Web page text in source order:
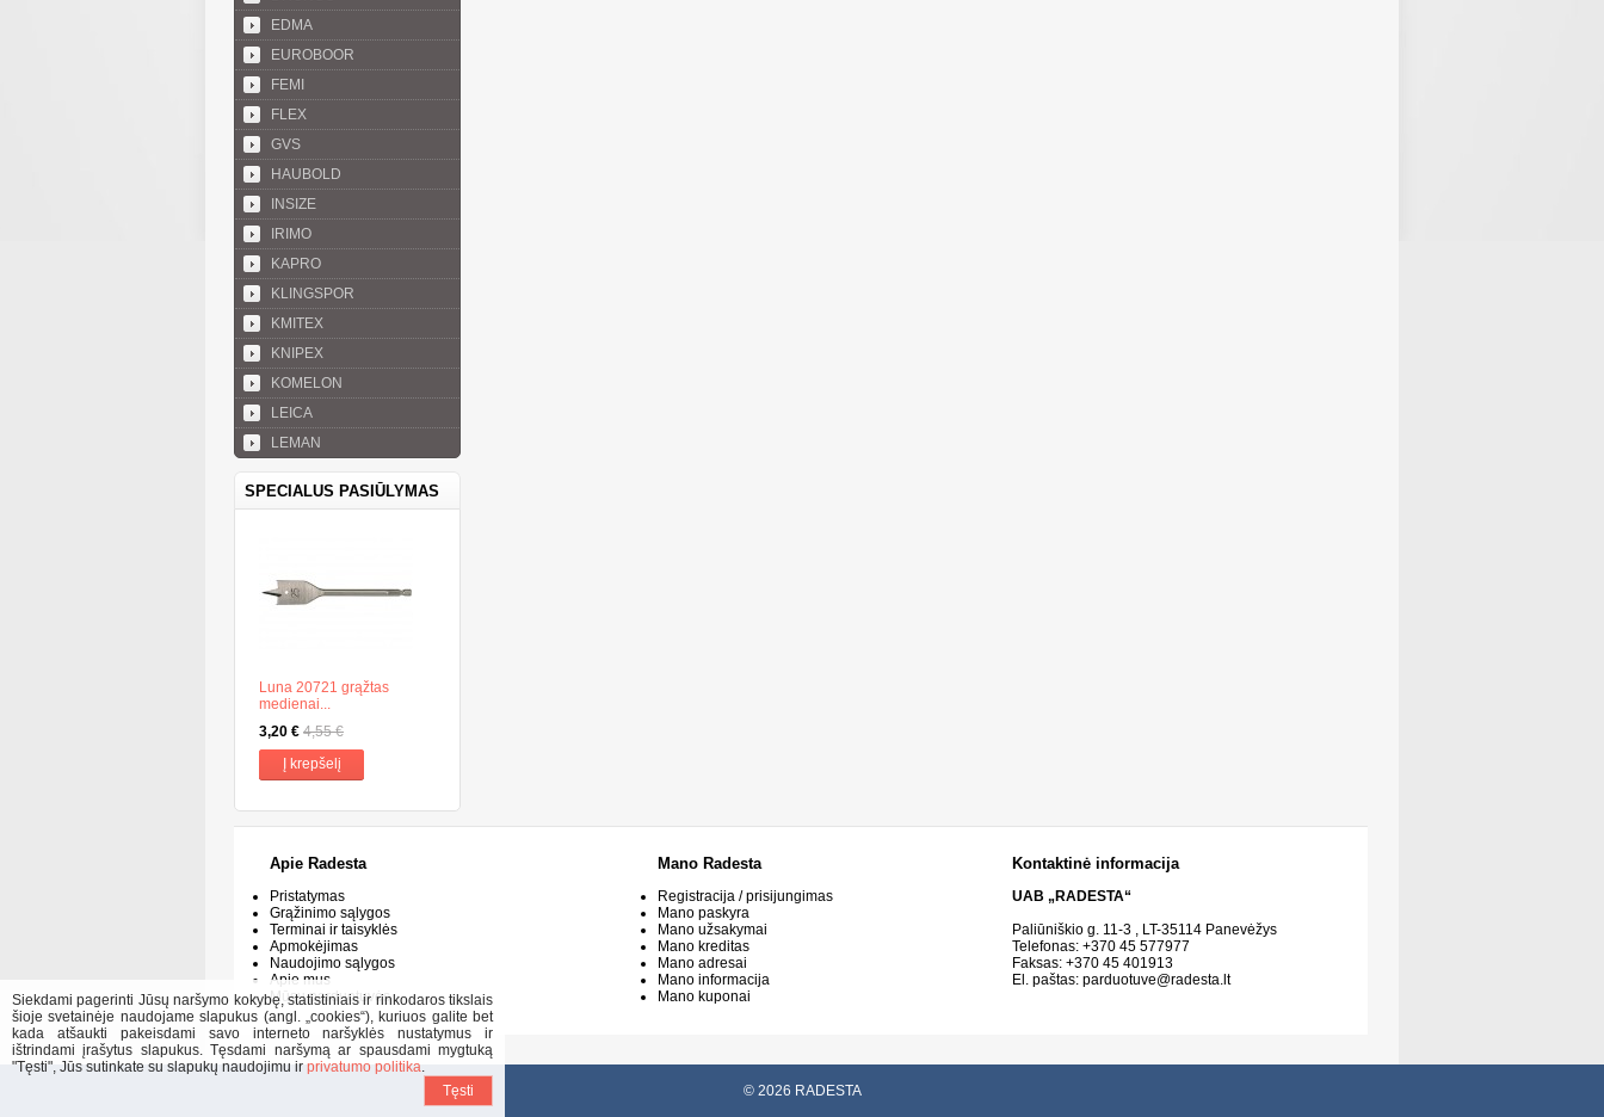
EDMA
EUROBOOR
FEMI
FLEX
GVS
HAUBOLD
INSIZE
IRIMO
KAPRO
KLINGSPOR
KMITEX
KNIPEX
KOMELON
LEICA
LEMAN
SPECIALUS PASIŪLYMAS
Luna 20721 grąžtas
medienai...
3,20 € 4,55 €
Į krepšelį
Apie Radesta
Pristatymas
Grąžinimo sąlygos
Terminai ir taisyklės
Apmokėjimas
Naudojimo sąlygos
Apie mus
Mūsų parduotuvės
Mano Radesta
Registracija / prisijungimas
Mano paskyra
Mano užsakymai
Mano kreditas
Mano adresai
Mano informacija
Mano kuponai
Kontaktinė informacija
UAB „RADESTA“
Paliūniškio g. 11-3 , LT-35114 Panevėžys
Telefonas: +370 45 577977
Faksas: +370 45 401913
El. paštas: parduotuve@radesta.lt
© 2026 RADESTA
Siekdami pagerinti Jūsų naršymo kokybę, statistiniais ir rinkodaros tikslais
šioje svetainėje naudojame slapukus (angl. „cookies“), kuriuos galite bet
kada atšaukti pakeisdami savo interneto naršyklės nustatymus ir
ištrindami įrašytus slapukus. Tęsdami naršymą ar spausdami mygtuką
"Tęsti", Jūs sutinkate su slapukų naudojimu ir privatumo politika.
Tęsti